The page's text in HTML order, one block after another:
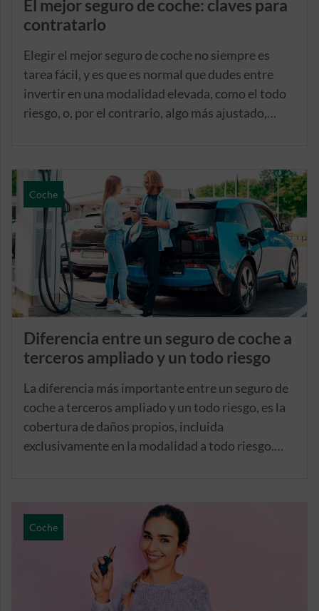
El mejor seguro de coche: claves para
contratarlo
Elegir el mejor seguro de coche no siempre es
tarea fácil, y es que es normal que dudes entre
invertir en una modalidad elevada, como el todo
riesgo, o, por el contrario, algo más ajustado,
en cuenta a la hora de elegir seguro de coche. Por
ejemplo, ¿tu coche duerme en un garaje?, ¿cuál es
su antigüedad?, ¿conduces a diario? Por aquí
empiezan las pistas. Vamos a ello.
Coche
Diferencia entre un seguro de coche a
terceros ampliado y un todo riesgo
La diferencia más importante entre un seguro de
coche a terceros ampliado y un todo riesgo, es la
cobertura de daños propios, incluida
exclusivamente en la modalidad a todo riesgo.
cuando tú seas el responsable del accidente o
avería. Además, esta garantía tiene la
particularidad de poder elegirse con o sin
franquicia. Vamos a conocerla al detalle.
Coche